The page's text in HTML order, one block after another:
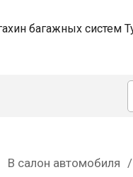
В салон автомобиля